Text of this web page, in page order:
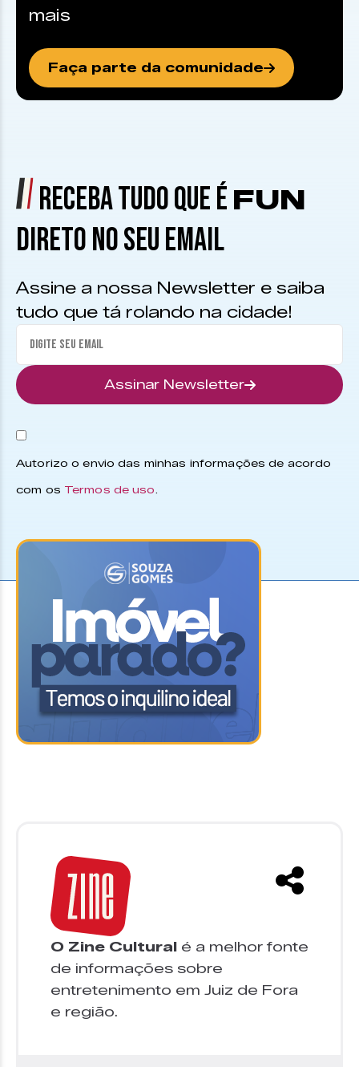
mais
Faça parte da comunidade
RECEBA TUDO QUE É FUN
DIRETO NO SEU EMAIL
Assine a nossa Newsletter e saiba
tudo que tá rolando na cidade!
Assinar Newsletter
Autorizo o envio das minhas informações de acordo
com os Termos de uso.
O Zine Cultural é a melhor fonte
de informações sobre
entretenimento em Juiz de Fora
e região.